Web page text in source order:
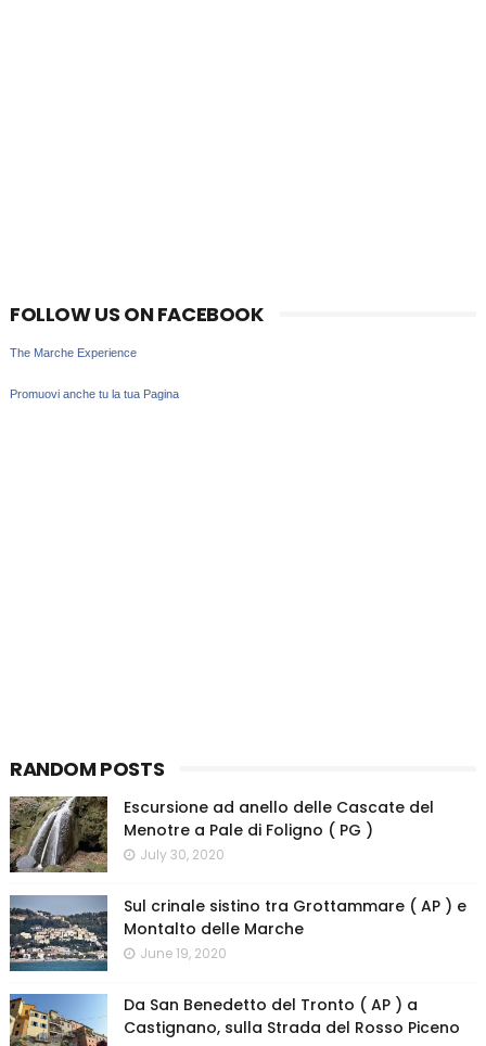
FOLLOW US ON FACEBOOK
The Marche Experience
Promuovi anche tu la tua Pagina
RANDOM POSTS
Escursione ad anello delle Cascate del
Menotre a Pale di Foligno ( PG )
July 30, 2020
Sul crinale sistino tra Grottammare ( AP ) e
Montalto delle Marche
June 19, 2020
Da San Benedetto del Tronto ( AP ) a
Castignano, sulla Strada del Rosso Piceno